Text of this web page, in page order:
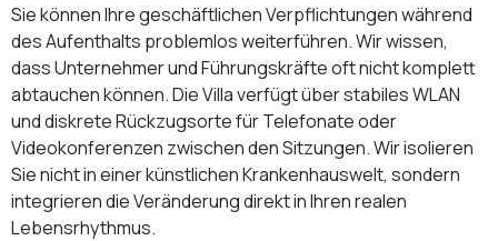
Sie können Ihre geschäftlichen Verpflichtungen während
des Aufenthalts problemlos weiterführen. Wir wissen,
dass Unternehmer und Führungskräfte oft nicht komplett
abtauchen können. Die Villa verfügt über stabiles WLAN
und diskrete Rückzugsorte für Telefonate oder
Videokonferenzen zwischen den Sitzungen. Wir isolieren
Sie nicht in einer künstlichen Krankenhauswelt, sondern
integrieren die Veränderung direkt in Ihren realen
Lebensrhythmus.